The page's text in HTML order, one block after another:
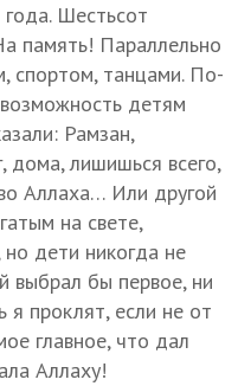
Шестьсот
память! Параллельно
спортом, танцами. По-
детям
Рамзан,
дома, лишишься всего,
Аллаха… Или другой
на свете,
дети никогда не
выбрал бы первое, ни
я проклят, если не от
главное, что дал
Аллаху!